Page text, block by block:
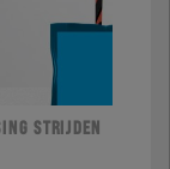
STRIJDEN